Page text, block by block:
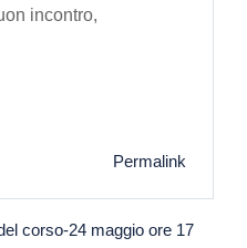
incontro,
Permalink
corso-24 maggio ore 17